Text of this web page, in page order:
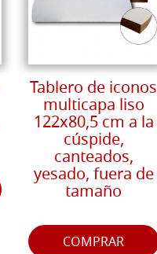
Tablero de iconos
multicapa liso
122x80,5 cm a la
cúspide,
canteados,
yesado, fuera de
tamaño
COMPRAR